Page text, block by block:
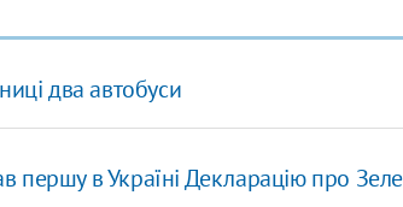
два автобуси
першу в Україні Декларацію про